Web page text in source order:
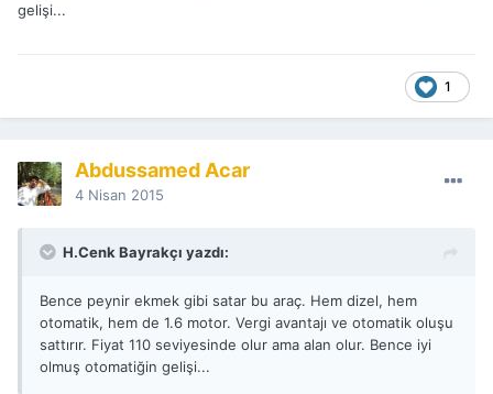
gelişi...
1
Abdussamed Acar
4 Nisan 2015
H.Cenk Bayrakçı yazdı:
Bence peynir ekmek gibi satar bu araç. Hem dizel, hem
otomatik, hem de 1.6 motor. Vergi avantajı ve otomatik oluşu
sattırır. Fiyat 110 seviyesinde olur ama alan olur. Bence iyi
olmuş otomatiğin gelişi...